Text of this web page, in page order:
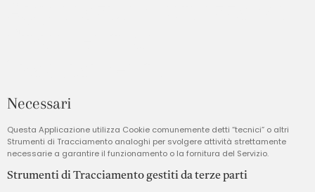
Necessari
Questa Applicazione utilizza Cookie comunemente detti “tecnici” o altri
Strumenti di Tracciamento analoghi per svolgere attività strettamente
necessarie a garantire il funzionamento o la fornitura del Servizio.
Strumenti di Tracciamento gestiti da terze parti